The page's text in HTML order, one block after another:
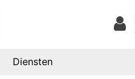
Diensten